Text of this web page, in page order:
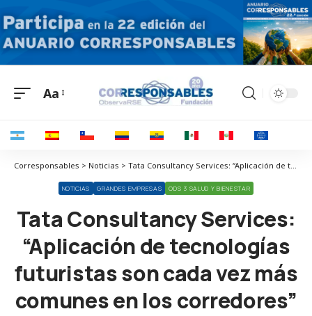
Aa
Corresponsables > Noticias > Tata Consultancy Services: “Aplicación de tecnologías futuristas son cada vez más comunes en los corredores”
NOTICIAS GRANDES EMPRESAS ODS 3 SALUD Y BIENESTAR
Tata Consultancy Services:
“Aplicación de tecnologías
futuristas son cada vez más
comunes en los corredores”